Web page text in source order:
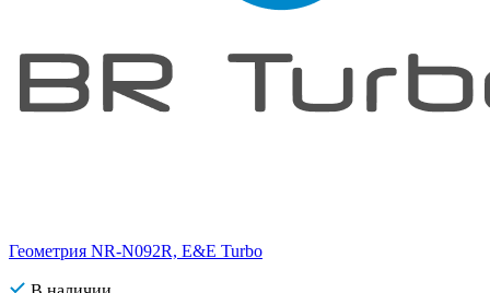
Геометрия NR-N092R, E&E Turbo